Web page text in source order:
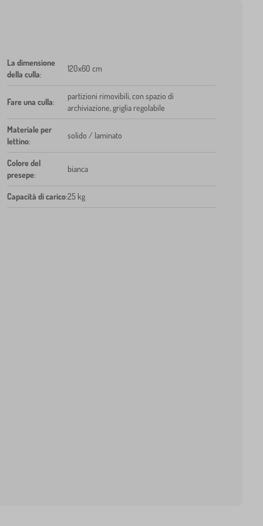
La dimensione
della culla:
120x60 cm
Fare una culla:
partizioni rimovibili, con spazio di
archiviazione, griglia regolabile
Materiale per
lettino:
solido / laminato
Colore del
presepe:
bianca
Capacità di carico:25 kg